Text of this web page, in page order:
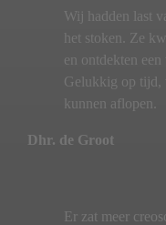
Wij hadden last
het stoken. Ze
en ontdekten
Gelukkig op tijd,
kunnen aflopen.
Dhr. de Groot
Er zat meer